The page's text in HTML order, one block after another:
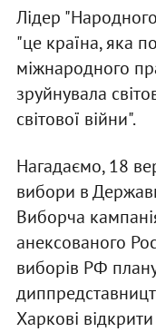
Лідер
"це країна, яка
міжнародного
зруйнувала
світової війни".
Нагадаємо, 18
вибори в
Виборча
анексованого
виборів РФ
Харкові